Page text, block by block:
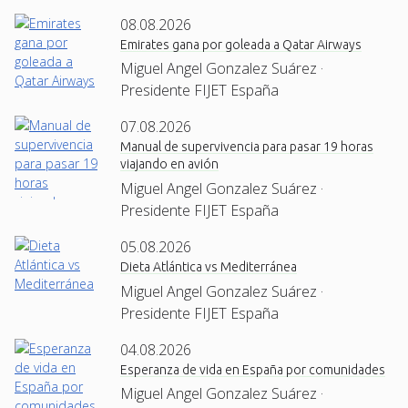
08.08.2026
Emirates gana por goleada a Qatar Airways
Miguel Angel Gonzalez Suárez ·
Presidente FIJET España
07.08.2026
Manual de supervivencia para pasar 19 horas
viajando en avión
Miguel Angel Gonzalez Suárez ·
Presidente FIJET España
05.08.2026
Dieta Atlántica vs Mediterránea
Miguel Angel Gonzalez Suárez ·
Presidente FIJET España
04.08.2026
Esperanza de vida en España por comunidades
Miguel Angel Gonzalez Suárez ·